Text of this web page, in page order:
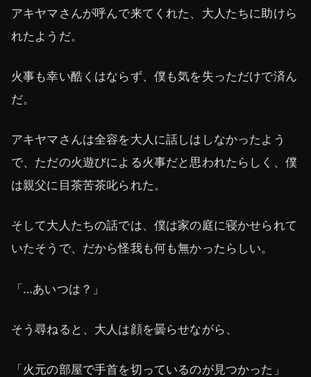
アキヤマさんが呼んで来てくれた、大人たちに助けら
れたようだ。
火事も幸い酷くはならず、僕も気を失っただけで済ん
だ。
アキヤマさんは全容を大人に話しはしなかったよう
で、ただの火遊びによる火事だと思われたらしく、僕
は親父に目茶苦茶叱られた。
そして大人たちの話では、僕は家の庭に寝かせられて
いたそうで、だから怪我も何も無かったらしい。
「…あいつは？」
そう尋ねると、大人は顔を曇らせながら、
「火元の部屋で手首を切っているのが見つかった」